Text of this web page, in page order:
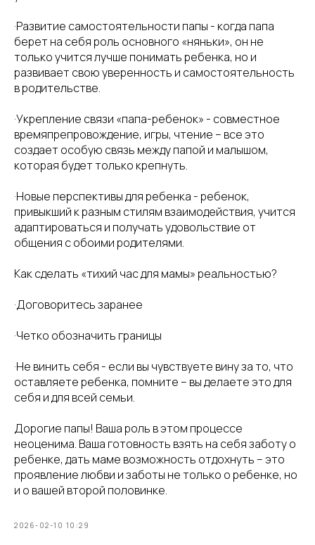
·Развитие самостоятельности папы - когда папа
берет на себя роль основного «няньки», он не
только учится лучше понимать ребенка, но и
развивает свою уверенность и самостоятельность
в родительстве.
·Укрепление связи «папа-ребенок» - совместное
времяпрепровождение, игры, чтение – все это
создает особую связь между папой и малышом,
которая будет только крепнуть.
·Новые перспективы для ребенка - ребенок,
привыкший к разным стилям взаимодействия, учится
адаптироваться и получать удовольствие от
общения с обоими родителями.
Как сделать «тихий час для мамы» реальностью?
·Договоритесь заранее
·Четко обозначить границы
·Не винить себя - если вы чувствуете вину за то, что
оставляете ребенка, помните – вы делаете это для
себя и для всей семьи.
Дорогие папы! Ваша роль в этом процессе
неоценима. Ваша готовность взять на себя заботу о
ребенке, дать маме возможность отдохнуть – это
проявление любви и заботы не только о ребенке, но
и о вашей второй половинке.
2026-02-10 10:29